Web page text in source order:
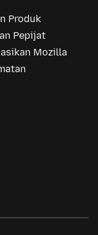
Produk
Pepijat
Mozilla